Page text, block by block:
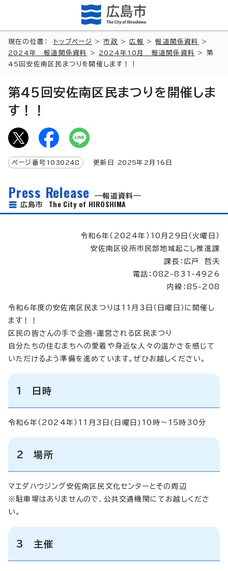
現在の位置： トップページ >市政 >広報 >報道関係資料
>
2024年 報道関係資料
> 2024年10月 報道関係資料
> 第
45回安佐南区民まつりを開催します！！
第45回安佐南区民まつりを開催しま
す！！
ページ番号 1030248 更新日 2025年2月 16 日
Press Release
報道資料
広島市 The City of HIROSHIMA
令和6年（2024年）10月29日（火曜日）
安佐南区役所市民部地域起こし推進課
課長：広戸 哲夫
電話：082-831-4926
内線：85-208
令和6年度の安佐南区民まつりは11月3日（日曜日）に開催し
ます！！
区民の皆さんの手で企画・運営される区民まつり
自分たちの住むまちへの愛着や身近な人々の温かさを感じて
いただけるよう準備を進めています。ぜひお越しください。
1 日時
令和6年（2024年）11月3日(日曜日)10時～15時30分
2 場所
マエダハウジング安佐南区民文化センターとその周辺
※駐車場はありませんので、公共交通機関にてお越しくださ
い。
3 主催